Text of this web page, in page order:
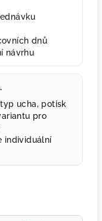
dnů
návrhu
ucha, potisk
pro
individuální